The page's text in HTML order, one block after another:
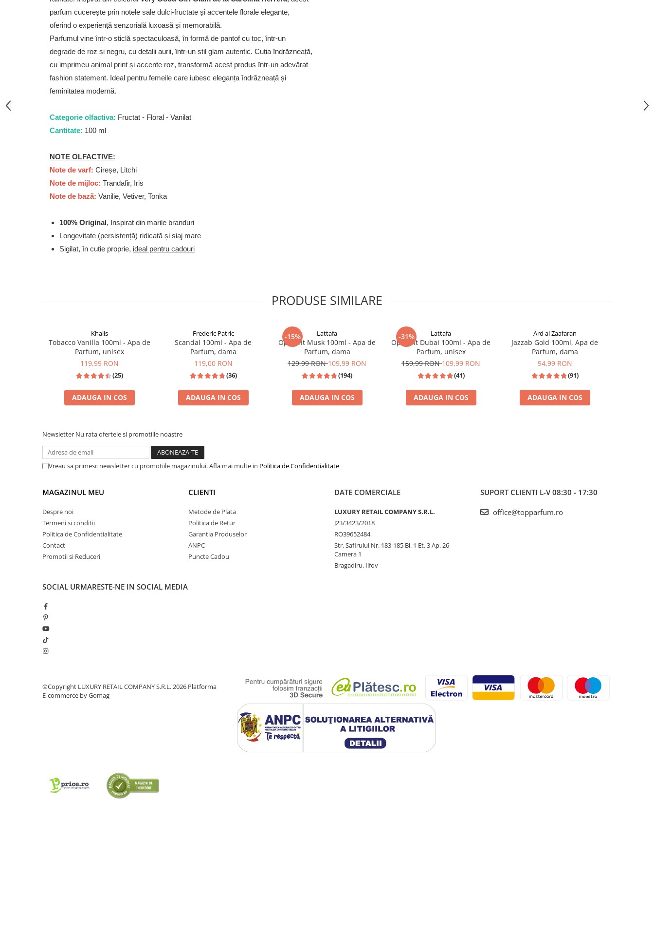
Athoor Al Alam
Fragrance World
Frederic Patric
French Avenue
Jenny Glow
Montage Brands
Parfumuri Clona Originale
Parfumuri clona / Dupes
parfum cucerește prin notele sale dulci-fructate și accentele florale elegante,
oferind o experiență senzorială luxoasă și memorabilă.
Parfumul vine într-o sticlă spectaculoasă, în formă de pantof cu toc, într-un
degrade de roz și negru, cu detalii aurii, într-un stil glam autentic. Cutia îndrăzneață,
cu imprimeu animal print și accente roz, transformă acest produs într-un adevărat
fashion statement. Ideal pentru femeile care iubesc eleganța îndrăzneață și
feminitatea modernă.
Categorie olfactiva: Fructat - Floral - Vanilat
Cantitate: 100 ml
NOTE OLFACTIVE:
Note de varf: Cireșe, Litchi
Note de mijloc: Trandafir, Iris
Note de bază: Vanilie, Vetiver, Tonka
100% Original, Inspirat din marile branduri
Longevitate (persistență) ridicată și siaj mare
Sigilat, în cutie proprie, ideal pentru cadouri
PRODUSE SIMILARE
Khalis
Tobacco Vanilla 100ml - Apa de
Parfum, unisex
119,99 RON
(25)
ADAUGA IN COS
Frederic Patric
Scandal 100ml - Apa de
Parfum, dama
119,00 RON
(36)
ADAUGA IN COS
-15% Lattafa
Opulent Musk 100ml - Apa de
Parfum, dama
129,99 RON109,99 RON
(194)
ADAUGA IN COS
-31% Lattafa
Opulent Dubai 100ml - Apa de
Parfum, unisex
159,99 RON109,99 RON
(41)
ADAUGA IN COS
Ard al Zaafaran
Jazzab Gold 100ml, Apa de
Parfum, dama
94,99 RON
(91)
ADAUGA IN COS
Newsletter Nu rata ofertele si promotiile noastre
Vreau sa primesc newsletter cu promotiile magazinului. Afla mai multe in Politica de Confidentialitate
MAGAZINUL MEU
Despre noi
Termeni si conditii
Politica de Confidentialitate
Contact
Promotii si Reduceri
CLIENTI
Metode de Plata
Politica de Retur
Garantia Produselor
ANPC
Puncte Cadou
DATE COMERCIALE
LUXURY RETAIL COMPANY S.R.L.
J23/3423/2018
RO39652484
Str. Safirului Nr. 183-185 Bl. 1 Et. 3 Ap. 26
Camera 1
Bragadiru, Ilfov
SUPORT CLIENTI L-V 08:30 - 17:30
office@topparfum.ro
SOCIAL URMARESTE-NE IN SOCIAL MEDIA
©Copyright LUXURY RETAIL COMPANY S.R.L. 2026 Platforma
E-commerce by Gomag